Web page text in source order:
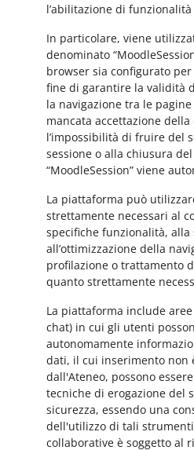
l’abilitazione di
In particolare, viene
denominato
browser sia configurato
fine di garantire la validità
la navigazione tra le
mancata accettazione
l’impossibilità di fruire del
sessione o alla chiusura
“MoodleSession” viene
La piattaforma può
strettamente necessari al
specifiche funzionalità, alla
all’ottimizzazione della
profilazione o trattamento
quanto strettamente
La piattaforma include
chat) in cui gli utenti
autonomamente
dati, il cui inserimento non
dall'Ateneo, possono
tecniche di erogazione del
sicurezza, essendo una
dell'utilizzo di tali
collaborative è soggetto al